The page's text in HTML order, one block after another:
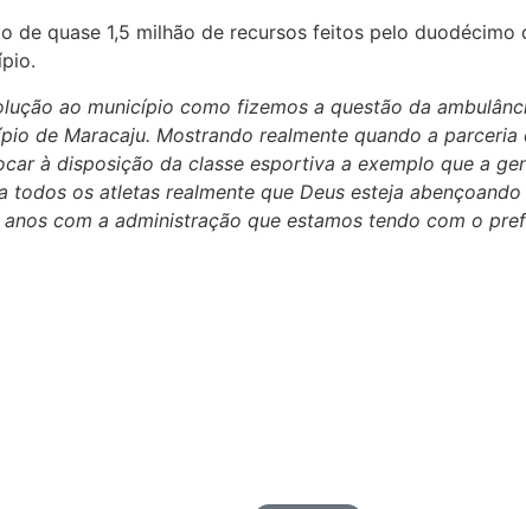
quase 1,5 milhão de recursos feitos pelo
ao município como fizemos a questão da
de Maracaju. Mostrando realmente quando a
à disposição da classe esportiva a exemplo que a
os atletas realmente que Deus esteja
com a administração que estamos tendo com o